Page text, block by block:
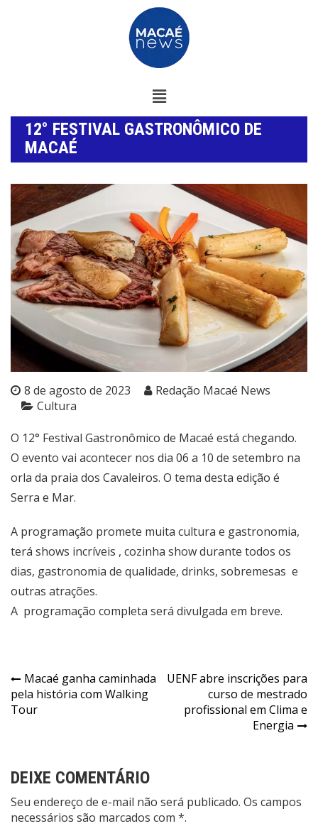
12° FESTIVAL GASTRONÔMICO DE
MACAÉ
8 de agosto de 2023
Redação Macaé News
Cultura
O 12° Festival Gastronômico de Macaé está chegando.
O evento vai acontecer nos dia 06 a 10 de setembro na
orla da praia dos Cavaleiros. O tema desta edição é
Serra e Mar.
A programação promete muita cultura e gastronomia,
terá shows incríveis , cozinha show durante todos os
dias, gastronomia de qualidade, drinks, sobremesas e
outras atrações.
A programação completa será divulgada em breve.
Macaé ganha caminhada
pela história com Walking
Tour
UENF abre inscrições para
curso de mestrado
profissional em Clima e
Energia
DEIXE COMENTÁRIO
Seu endereço de e-mail não será publicado. Os campos
necessários são marcados com *.